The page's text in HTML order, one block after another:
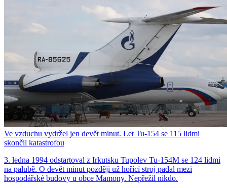
Ve vzduchu vydržel jen devět minut. Let Tu-154 se 115 lidmi
skončil katastrofou
3. ledna 1994 odstartoval z Irkutsku Tupolev Tu-154M se 124 lidmi
na palubě. O devět minut později už hořící stroj padal mezi
hospodářské budovy u obce Mamony. Nepřežil nikdo.